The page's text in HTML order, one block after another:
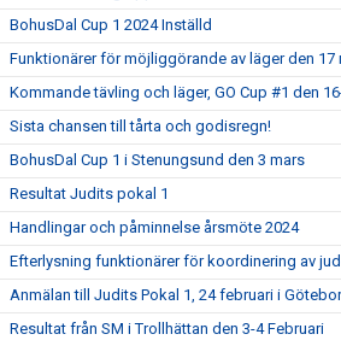
BohusDal Cup 1 2024 Inställd
Funktionärer för möjliggörande av läger den 17
Kommande tävling och läger, GO Cup #1 den
Sista chansen till tårta och godisregn!
BohusDal Cup 1 i Stenungsund den 3 mars
Resultat Judits pokal 1
Handlingar och påminnelse årsmöte 2024
Efterlysning funktionärer för koordinering av
Anmälan till Judits Pokal 1, 24 februari i
Resultat från SM i Trollhättan den 3-4 Februari